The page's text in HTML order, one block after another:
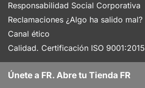
Responsabilidad Social Corporativa
Reclamaciones ¿Algo ha salido mal?
Canal ético
Calidad. Certificación ISO 9001:2015
Únete a FR. Abre tu Tienda FR